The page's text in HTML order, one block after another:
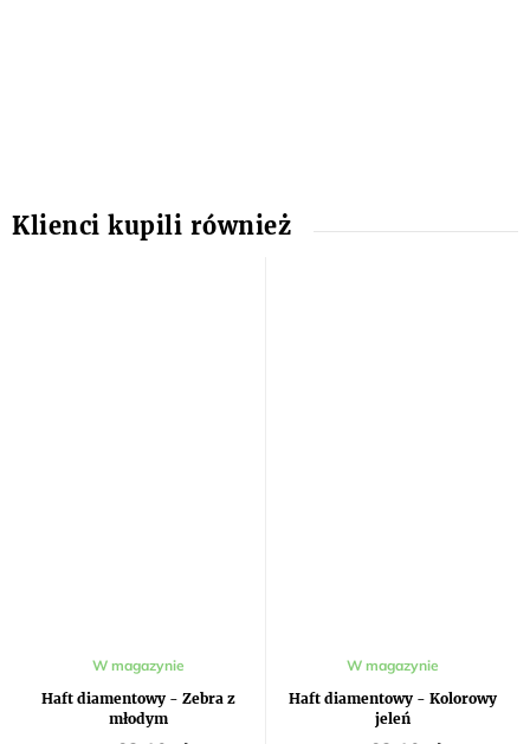
Haft diamentowy - Zebra z
młodym
W magazynie
Haft diamentowy - Kolorowy
jeleń
W magazynie